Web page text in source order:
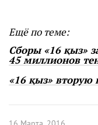
Ещё по теме:
Сборы «16 қыз»
45 миллионов
«16 қыз» вторую